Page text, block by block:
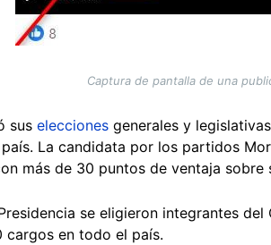
Captura de pantalla de una
sus elecciones generales y
La candidata por los partidos
más de 30 puntos de ventaja sobre
se eligieron integrantes
cargos en todo el país.